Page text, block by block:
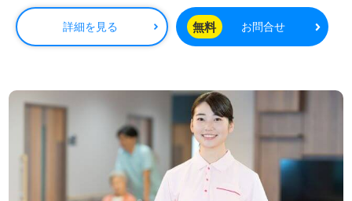
詳細を見る 無料 お問合せ